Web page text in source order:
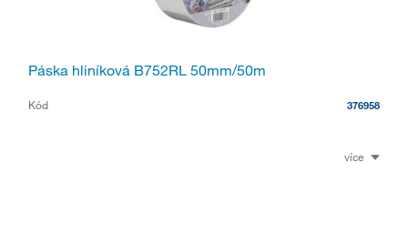
Páska hliníková B752RL 50mm/50m
Kód 376958
více